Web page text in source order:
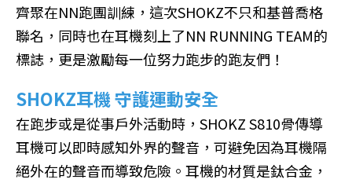
齊聚在NN跑團訓練，這次SHOKZ不只和基普喬格
聯名，同時也在耳機刻上了NN RUNNING TEAM的
標誌，更是激勵每一位努力跑步的跑友們！
SHOKZ耳機 守護運動安全
在跑步或是從事戶外活動時，SHOKZ S810骨傳導
耳機可以即時感知外界的聲音，可避免因為耳機隔
絕外在的聲音而導致危險。耳機的材質是鈦合金，